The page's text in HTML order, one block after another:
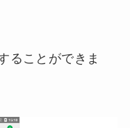
ることができま